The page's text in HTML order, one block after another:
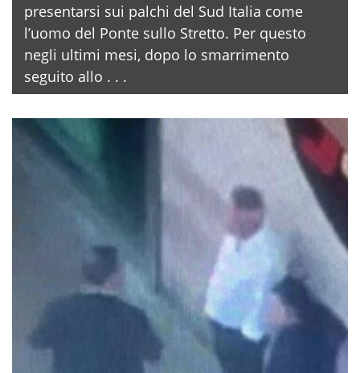
presentarsi sui palchi del Sud Italia come
l’uomo del Ponte sullo Stretto. Per questo
negli ultimi mesi, dopo lo smarrimento
seguito allo . . .